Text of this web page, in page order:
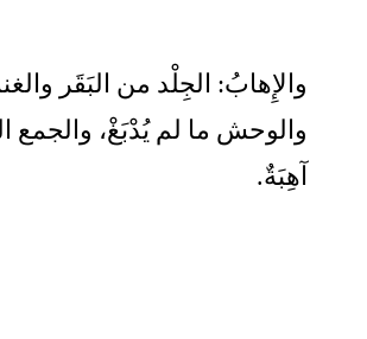
والإِهابُ: الجِلْد من البَقَر
والوحش ما لم يُدْبَغْ، والجمع
آهِبَةٌ.